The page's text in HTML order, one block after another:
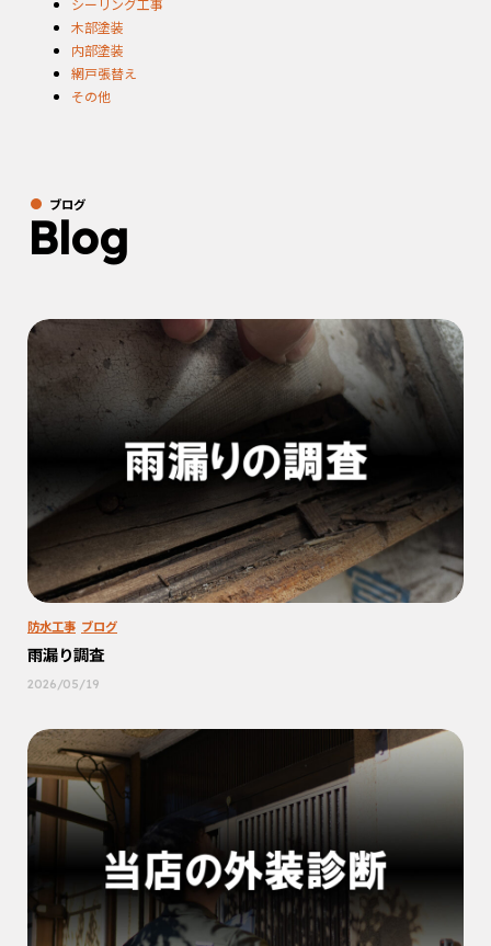
シーリング工事
木部塗装
内部塗装
網戸張替え
その他
ブログ
Blog
防水工事 ブログ
雨漏り調査
2026/05/19